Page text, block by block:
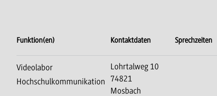
Funktion(en) Kontaktdaten Sprechzeiten
Videolabor
Hochschulkommunikation
Lohrtalweg 10
74821
Mosbach